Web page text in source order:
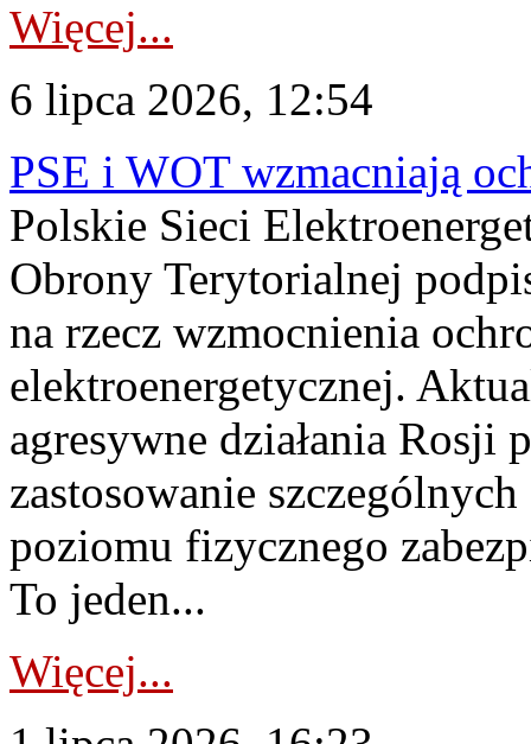
Więcej...
6 lipca 2026, 12:54
PSE i WOT wzmacniają
Polskie Sieci
Obrony Terytorialnej
na rzecz wzmocnienia
elektroenergetycznej.
agresywne działania Rosji
zastosowanie
poziomu fizycznego
To jeden...
Więcej...